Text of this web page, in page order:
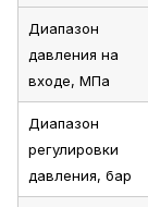
Диапазон
давления на
входе, МПа
Диапазон
регулировки
давления, бар